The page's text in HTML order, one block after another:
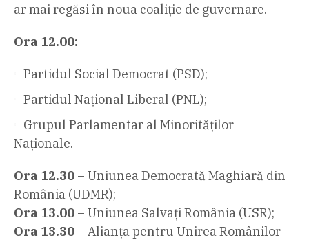
ar mai regăsi în noua coaliție de guvernare.
Ora 12.00:
Partidul Social Democrat (PSD);
Partidul Național Liberal (PNL);
Grupul Parlamentar al Minorităților
Naționale.
Ora 12.30 – Uniunea Democrată Maghiară din
România (UDMR);
Ora 13.00 – Uniunea Salvați România (USR);
Ora 13.30 – Alianța pentru Unirea Românilor